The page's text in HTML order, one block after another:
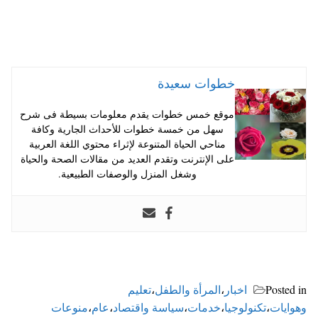
خطوات سعيدة
موقع خمس خطوات يقدم معلومات بسيطة فى شرح
سهل من خمسة خطوات للأحداث الجارية وكافة
مناحي الحياة المتنوعة لإثراء محتوي اللغة العربية
على الإنترنت وتقدم العديد من مقالات الصحة والحياة
وشغل المنزل والوصفات الطبيعية.
Posted in اخبار ،المرأة والطفل،تعليم
وهوايات،تكنولوجيا،خدمات،سياسة واقتصاد،عام،منوعات